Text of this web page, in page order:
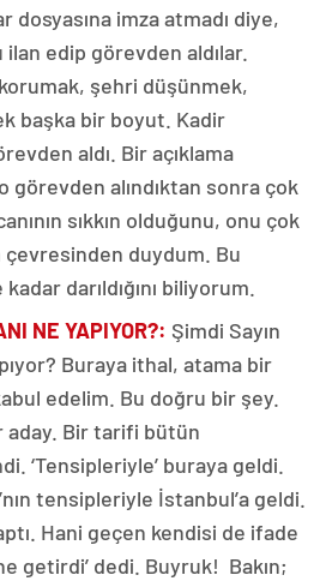
dosyasına imza atmadı diye,
edip görevden aldılar.
şehri düşünmek,
başka bir boyut. Kadir
aldı. Bir açıklama
görevden alındıktan sonra çok
sıkkın olduğunu, onu çok
çevresinden duydum. Bu
kadar darıldığını biliyorum.
NE YAPIYOR?: Şimdi Sayın
Buraya ithal, atama bir
edelim. Bu doğru bir şey.
aday. Bir tarifi bütün
‘Tensipleriyle’ buraya geldi.
tensipleriyle İstanbul’a geldi.
Hani geçen kendisi de ifade
getirdi’ dedi. Buyruk! Bakın;